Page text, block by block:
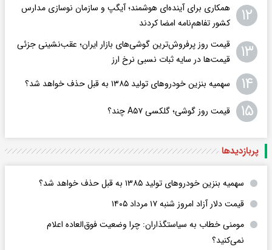
۱۲
همکاری برای آینده‌ای هوشمند؛ آیگپ و سازمان نوسازی مدارس
کشور تفاهم‌نامه امضا کردند
۱۳
قیمت روز پرفروش‌ترین گوشی‌های بازار ایران؛ عقب‌نشینی جزئی
قیمت‌ها در سایه ثبات نسبی نرخ ارز
۱۴ سهمیه بنزین خودروهای تولید ۱۳۸۵ به قبل حذف خواهد شد؟
۱۵ قیمت روز گوشی؛ گلکسی A۵۷ چند؟
پربازدید‌ها
سهمیه بنزین خودروهای تولید ۱۳۸۵ به قبل حذف خواهد شد؟
قیمت دلار آزاد امروز شنبه ۱۷ مرداد ۱۴۰۵
مومنی خطاب به سیاستگذاران: چرا وضعیت فوق‌العاده اعلام
نمی‌کنید؟